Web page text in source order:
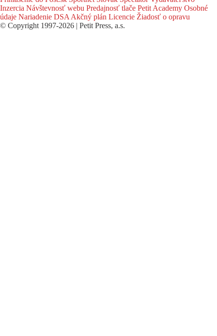
Inzercia Návštevnosť webu Predajnosť tlače Petit Academy Osobné
údaje Nariadenie DSA Akčný plán Licencie Žiadosť o opravu
© Copyright 1997-2026 | Petit Press, a.s.